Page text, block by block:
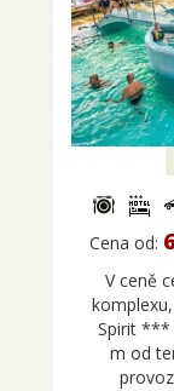
Cena od:
V ceně
Spirit ***
m od